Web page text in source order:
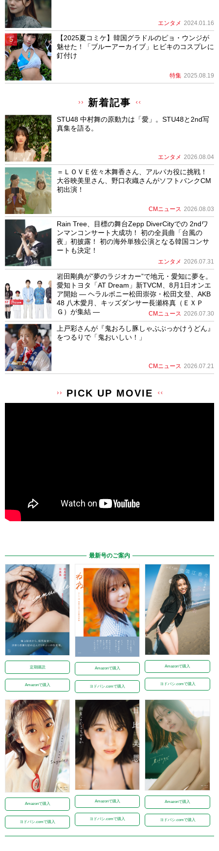
エンタメ 2024.01.16
【2025夏コミケ】韓国グラドルのピョ・ウンジが
魅せた！「ブルーアーカイブ」ヒビキのコスプレに
釘付け
特集 2025.08.19
新着記事
STU48 中村舞の原動力は「愛」。STU48と2nd写
真集を語る。
エンタメ 2026.08.04
＝ＬＯＶＥ佐々木舞香さん、アルパカ役に挑戦！
大谷映美里さん、野口衣織さんがソフトバンクCM
初出演！
CMニュース 2026.08.03
Rain Tree、目標の舞台Zepp DiverCityでの 2ndワ
ンマンコンサート大成功！ 初の全員曲「台風の
夜」初披露！ 初の海外単独公演となる韓国コンサ
ートも決定！
エンタメ 2026.07.31
岩田剛典が”夢のラジオカー”で地元・愛知に夢を。
愛知トヨタ「AT Dream」新TVCM、8月1日オンエ
ア開始 ― ヘラルボニー松田崇弥・松田文登、AKB
48 八木愛月、キッズダンサー長瀬柊真（ＥＸＰ
Ｇ）が集結 ―
CMニュース 2026.07.30
上戸彩さんが『鬼おろし豚しゃぶぶっかけうどん』
をつるりで「鬼おいしい！」
CMニュース 2026.07.21
PICK UP MOVIE
最新号のご案内
定期購読
Amazonで購入
Amazonで購入
ヨドバシ.comで購入
Amazonで購入
ヨドバシ.comで購入
Amazonで購入
ヨドバシ.comで購入
Amazonで購入
ヨドバシ.comで購入
Amazonで購入
ヨドバシ.comで購入